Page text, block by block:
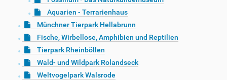
Aquarien - Terrarienhaus
Münchner Tierpark Hellabrunn
Fische, Wirbellose, Amphibien und Reptilien
Tierpark Rheinböllen
Wald- und Wildpark Rolandseck
Weltvogelpark Walsrode